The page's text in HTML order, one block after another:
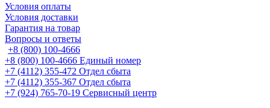
Условия оплаты
Условия доставки
Гарантия на товар
Вопросы и ответы
+8 (800) 100-4666
+8 (800) 100-4666 Единый номер
+7 (4112) 355-472 Отдел сбыта
+7 (4112) 355-367 Отдел сбыта
+7 (924) 765-70-19 Сервисный центр